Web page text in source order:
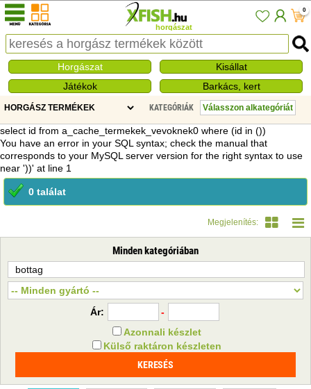
horgászat
0
Horgászat
Kisállat
Játékok
Barkács, kert
KATEGÓRIÁK
select id from a_cache_termekek_vevoknek0 where (id in ())
You have an error in your SQL syntax; check the manual that
corresponds to your MySQL server version for the right syntax to use
near '))' at line 1
0 találat
Megjelenítés:
Minden kategóriában
Ár:
-
Azonnali készlet
Külső raktáron készleten